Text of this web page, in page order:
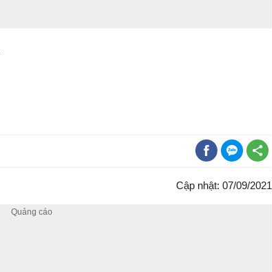
Cập nhật: 07/09/2021